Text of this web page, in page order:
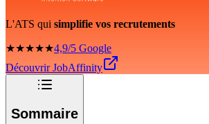
L'ATS qui simplifie vos recrutements
★★★★★4,9/5 Google
Découvrir JobAffinity
Sommaire